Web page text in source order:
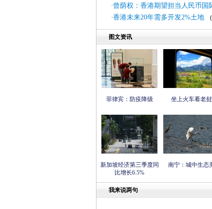
·曾荫权：香港期望担当人民币国
·香港未来20年需多开发2%土地
图文资讯
菲律宾：防疫降级 坐上火车看老挝
新加坡经济第三季度同
比增长6.5%
南宁：城中生态
我来说两句